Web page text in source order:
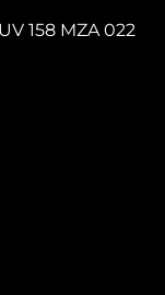
158 MZA 022